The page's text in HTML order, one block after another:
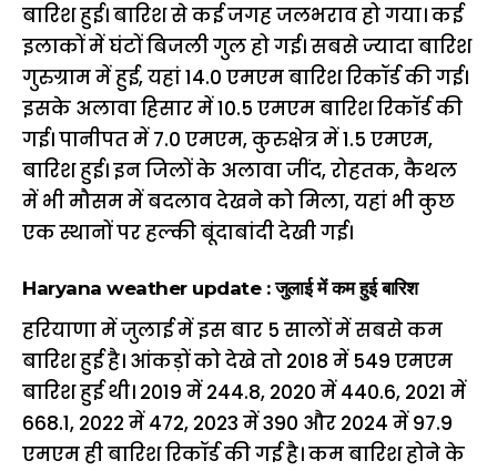
बारिश हुई। बारिश से कई जगह जलभराव हो गया। कई
इलाकों में घंटों बिजली गुल हो गई। सबसे ज्यादा बारिश
गुरुग्राम में हुई, यहां 14.0 एमएम बारिश रिकॉर्ड की गई।
इसके अलावा हिसार में 10.5 एमएम बारिश रिकॉर्ड की
गई। पानीपत में 7.0 एमएम, कुरुक्षेत्र में 1.5 एमएम,
बारिश हुई। इन जिलों के अलावा जींद, रोहतक, कैथल
में भी मौसम में बदलाव देखने को मिला, यहां भी कुछ
एक स्थानों पर हल्की बूंदाबांदी देखी गई।
Haryana weather update : जुलाई में कम हुई बारिश
हरियाणा में जुलाई में इस बार 5 सालों में सबसे कम
बारिश हुई है। आंकड़ों को देखे तो 2018 में 549 एमएम
बारिश हुई थी। 2019 में 244.8, 2020 में 440.6, 2021 में
668.1, 2022 में 472, 2023 में 390 और 2024 में 97.9
एमएम ही बारिश रिकॉर्ड की गई है। कम बारिश होने के